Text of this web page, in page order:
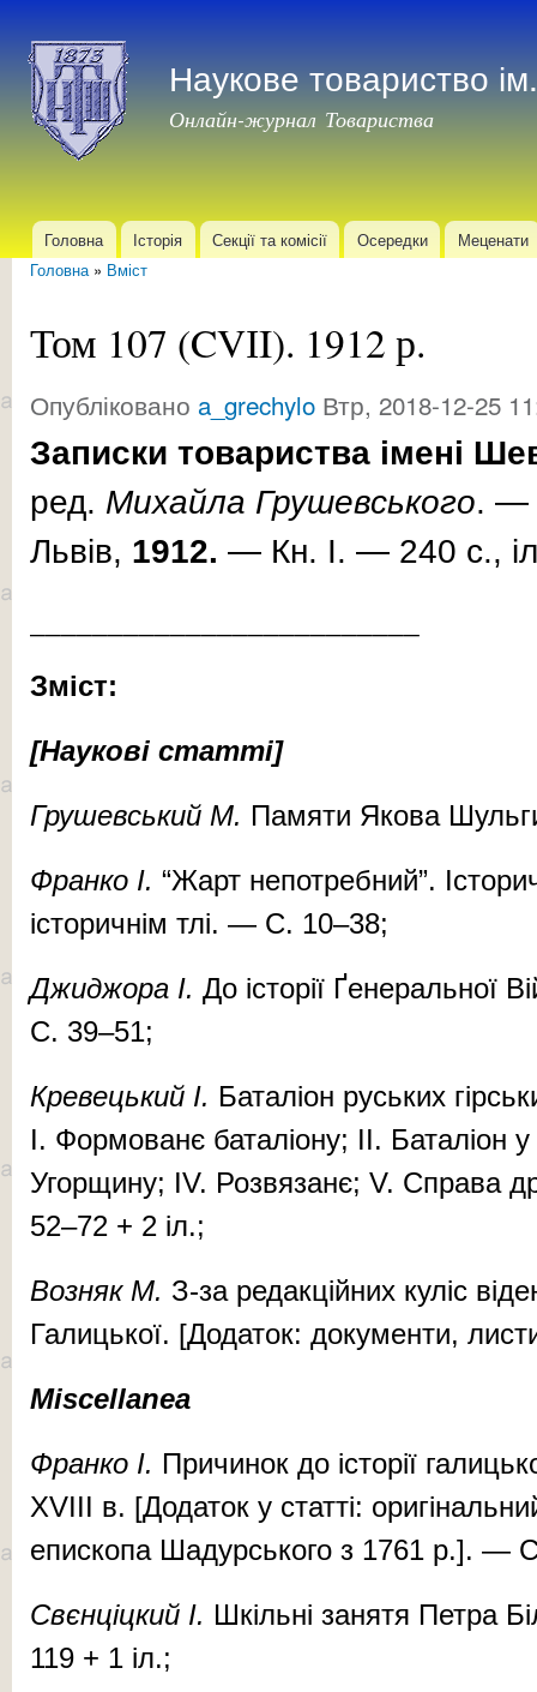
Наукове товариство
Онлайн-журнал Товариства
Головне меню
Головна Історія Секції та комісії Осередки Меценати
Головна» Вміст
Том 107 (CVІI). 1912 р.
Опубліковано a_grechylo Втр, 2018-12-25
Записки товариства імені
ред. Михайла Грушевського. —
Львів, 1912. — Кн. I. — 240 с.,
Зміст:
[Наукові статті]
Гру­шев­ський М. Па­мя­ти Яко­ва
Фран­ко І. “Жарт не­пот­реб­ний”.
іс­то­рич­нім тлі. — С. 10–38;
Джид­жо­ра І. До іс­то­рії Ґе­не­раль­ної
С. 39–51;
Кре­вець­кий І. Ба­та­лі­он русь­ких
I. Фор­мованє баталіону; II. Баталіон
Угорщину; IV. Роз­вязанє; V. Справа
52–72 + 2 іл.;
Воз­няк М. З-за ре­дак­цій­них ку­ліс
Га­лиць­кої. [Додаток: доку­мен­ти,
Miscellanea
Фран­ко І. При­чи­нок до іс­то­рії
XVIII в. [Додаток у статті:
епископа Ша­дурського з 1761 р.]. —
Свєн­ціц­кий І. Шкіль­ні за­ня­тя Пет­ра
119 + 1 іл.;